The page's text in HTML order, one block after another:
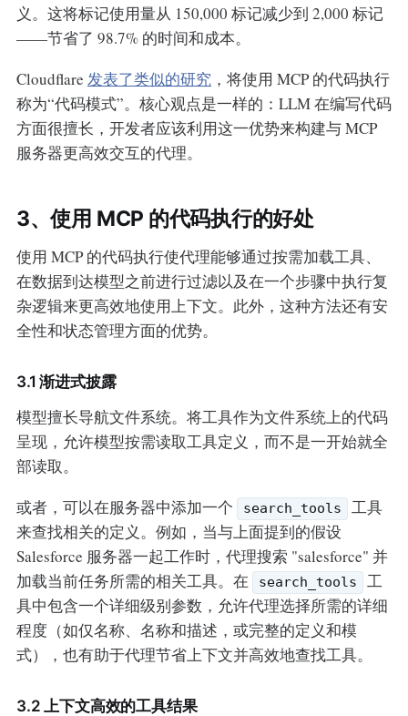
义。这将标记使用量从 150,000 标记减少到 2,000 标记
——节省了 98.7% 的时间和成本。
Cloudflare 发表了类似的研究，将使用 MCP 的代码执行
称为“代码模式”。核心观点是一样的：LLM 在编写代码
方面很擅长，开发者应该利用这一优势来构建与 MCP
服务器更高效交互的代理。
3、使用 MCP 的代码执行的好处
使用 MCP 的代码执行使代理能够通过按需加载工具、
在数据到达模型之前进行过滤以及在一个步骤中执行复
杂逻辑来更高效地使用上下文。此外，这种方法还有安
全性和状态管理方面的优势。
3.1 渐进式披露
模型擅长导航文件系统。将工具作为文件系统上的代码
呈现，允许模型按需读取工具定义，而不是一开始就全
部读取。
或者，可以在服务器中添加一个
search_tools
工具
来查找相关的定义。例如，当与上面提到的假设
Salesforce 服务器一起工作时，代理搜索 "salesforce" 并
加载当前任务所需的相关工具。在
search_tools
工
具中包含一个详细级别参数，允许代理选择所需的详细
程度（如仅名称、名称和描述，或完整的定义和模
式），也有助于代理节省上下文并高效地查找工具。
3.2 上下文高效的工具结果